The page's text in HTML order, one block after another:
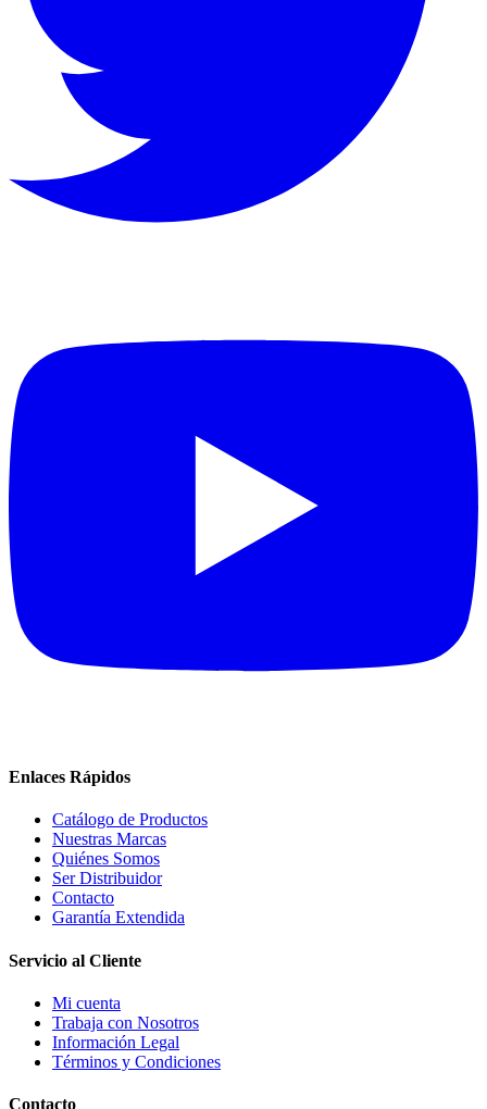
Enlaces Rápidos
Catálogo de Productos
Nuestras Marcas
Quiénes Somos
Ser Distribuidor
Contacto
Garantía Extendida
Servicio al Cliente
Mi cuenta
Trabaja con Nosotros
Información Legal
Términos y Condiciones
Contacto